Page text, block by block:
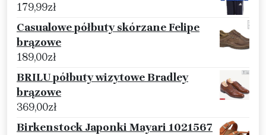
179,99zł
Casualowe półbuty skórzane Felipe
brązowe
189,00zł
BRILU półbuty wizytowe Bradley
brązowe
369,00zł
Birkenstock Japonki Mayari 1021567